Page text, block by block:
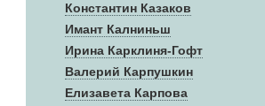
Константин Казаков
Имант Калниньш
Ирина Карклиня-Гофт
Валерий Карпушкин
Елизавета Карпова